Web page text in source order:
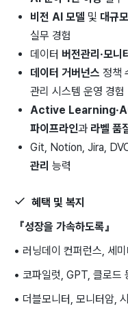
비전 AI 모델 및 대규
실무 경험
데이터 버전관리·모니
데이터 거버넌스 정책
관리 시스템 운영 경험
Active
파이프라인과 라벨 품
Git, Notion, Jira,
관리 능력
혜택 및 복지
『성장을 가속하도록』
• 러닝데이 컨퍼런스, 세
• 코파일럿, GPT, 클로드
• 더블모니터, 모니터암,